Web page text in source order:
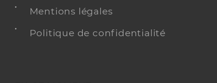
Mentions légales
Politique de confidentialité